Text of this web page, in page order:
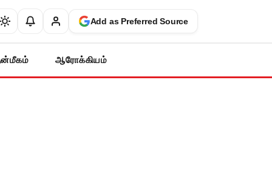
Add as Preferred Source
ஆரோக்கியம்